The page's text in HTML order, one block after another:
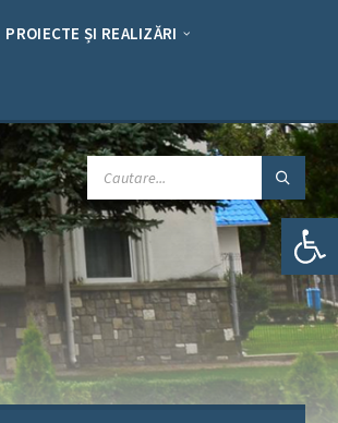
Deschide bara de unelte
PROIECTE ȘI REALIZĂRI
CAUTARE: